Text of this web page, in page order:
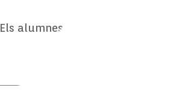
Els alumnes de l’IES Port